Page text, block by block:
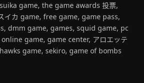
game, the game awards 投票,
イカ game, free game, game pass,
dmm game, games, squid game, pc
game, game center, アロエッテ
game, sekiro, game of bombs